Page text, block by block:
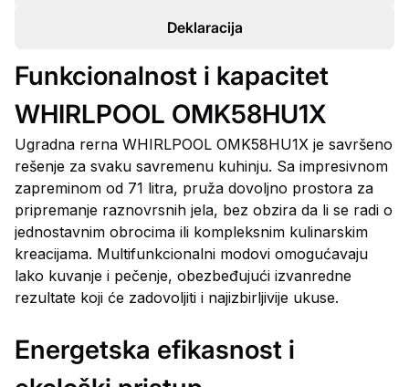
Deklaracija
Funkcionalnost i kapacitet
WHIRLPOOL OMK58HU1X
Ugradna rerna WHIRLPOOL OMK58HU1X je savršeno
rešenje za svaku savremenu kuhinju. Sa impresivnom
zapreminom od 71 litra, pruža dovoljno prostora za
pripremanje raznovrsnih jela, bez obzira da li se radi o
jednostavnim obrocima ili kompleksnim kulinarskim
kreacijama. Multifunkcionalni modovi omogućavaju
lako kuvanje i pečenje, obezbeđujući izvanredne
rezultate koji će zadovoljiti i najizbirljivije ukuse.
Energetska efikasnost i